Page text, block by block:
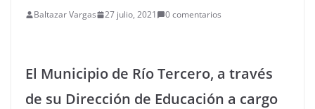
Baltazar Vargas 27 julio, 2021 0 comentarios
El Municipio de Río Tercero, a través
de su Dirección de Educación a cargo